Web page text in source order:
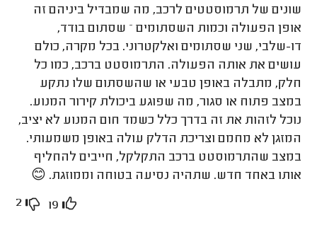
שונים של תרמוסטטים לרכב, מה שמבדיל ביניהם זה
אופן הפעולה וכמות השסתומים – שסתום בודד,
דו-שלבי, שני שסתומים ואלקטרוני. בכל מקרה, כולם
עושים את אותה הפעולה. התרמוסטט ברכב, כמו כל
חלק, מתבלה באופן טבעי או שהשסתום שלו נתקע
במצב פתוח או סגור, מה שפוגע ביכולת קירור המנוע.
נוכל לזהות את זה בדרך כלל כשמד חום המנוע לא יציב,
המזגן לא מחמם וצריכת הדלק עולה באופן משמעותי.
במצב שהתרמוסטט ברכב התקלקל, חייבים להחליף
אותו באחד חדש. שתהיה נסיעה בטוחה וממוזגת. 😊
19
2